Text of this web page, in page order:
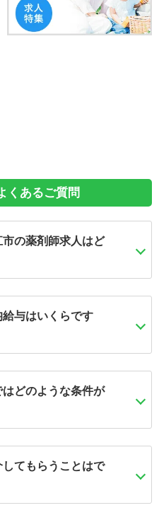
くあるご質問
の薬剤師求人はど
与はいくらです
どのような条件が
てもらうことはで